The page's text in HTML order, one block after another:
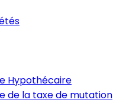
Hypothécaire
de la taxe de mutation